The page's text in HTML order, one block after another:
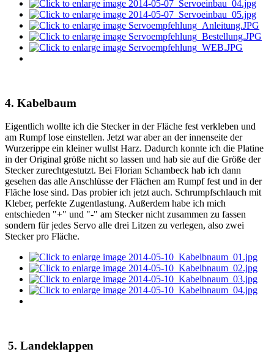
4. Kabelbaum
Eigentlich wollte ich die Stecker in der Fläche fest verkleben und
am Rumpf lose einstellen. Jetzt war aber an der innenseite der
Wurzerippe ein kleiner wullst Harz. Dadurch konnte ich die Platine
in der Original größe nicht so lassen und hab sie auf die Größe der
Stecker zurechtgestutzt. Bei Florian Schambeck hab ich dann
gesehen das alle Anschlüsse der Flächen am Rumpf fest und in der
Fläche lose sind. Das probier ich jetzt auch. Schrumpfschlauch mit
Kleber, perfekte Zugentlastung. Außerdem habe ich mich
entschieden "+" und "-" am Stecker nicht zusammen zu fassen
sondern für jedes Servo alle drei Litzen zu verlegen, also zwei
Stecker pro Fläche.
5. Landeklappen